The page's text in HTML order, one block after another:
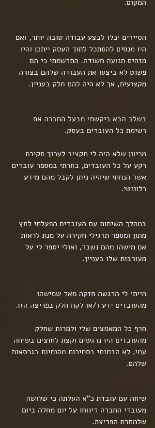
המקום.
הסיירים יכלו לבצע עבודה טובה יותר, ואם
היו מנסים להסתכל לתוך העסק ייתכן והיו
מזהים תנועה חשודה. התרשמתי כי הם
פשוט לא ביצעו את העבודה שלהם בצורה
מקצועית, אך לא היה להם חלק בעניין.
בשלב הבא ביקשתי מבעל החברה את
רשימת כל העובדים בעסק.
מכיוון שלא היה לי תקציב לערוך חקירת
רקע על כל העובדים, בחרתי במספר עובדים
אשר הנחתי שיהיה ניתן לקבל מהם מידע
רלוונטי.
במהלך השיחות עם העובדים הפעלתי לחץ
מתון ומספר תרגילי חקירה על מנת לראות
אם מישהו מהם נשבר, ואולי יספר לי על
מעורבות שלו בעניין.
הייתי לי הרגשה חזקה מאד שמישהו
מהעובדים ידע ו/או לקח חלק בפריצה הזו.
חרף כל המאמצים שלי ולמרות שחלק
מהעובדים היו נרגשים וקצת לחוצים בשיחה
עמי, לא הבחנתי בסתירות מהותיות בגרסאות
שלהם.
שיחה עם עובדת כ"א העלתה כי שלושה
מעובדי החברה דיווחו על יום מחלה ביום
שלמחרת הפריצה.